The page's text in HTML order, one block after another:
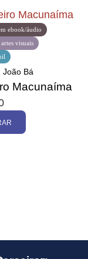
ebook/áudio
visuais
João Bá
Macunaíma